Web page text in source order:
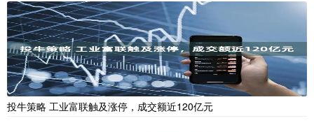
投牛策略 工业富联触及涨停，成交额近120亿元